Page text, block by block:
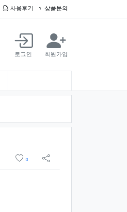
사용후기 상품문의
로그인 회원가입
0
sns 공유